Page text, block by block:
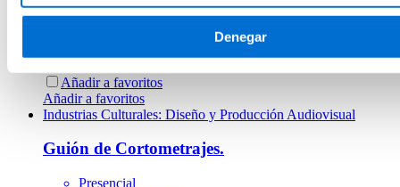
Denegar
Añadir a favoritos
Añadir a favoritos
Industrias Culturales: Diseño y Producción Audiovisual
Guión de Cortometrajes.
Presencial